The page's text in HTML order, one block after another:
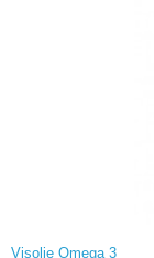
Visolie Omega 3